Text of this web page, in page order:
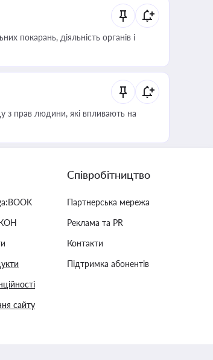
покарань, діяльність органів і
з прав людини, які впливають на
сайту
Співробітництво
Партнерська мережа
Реклама та PR
Контакти
Підтримка абонентів